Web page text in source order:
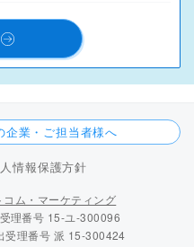
企業・ご担当者様へ
情報保護方針
ム・マーケティング
理番号 15-ユ-300096
理番号 派 15-300424